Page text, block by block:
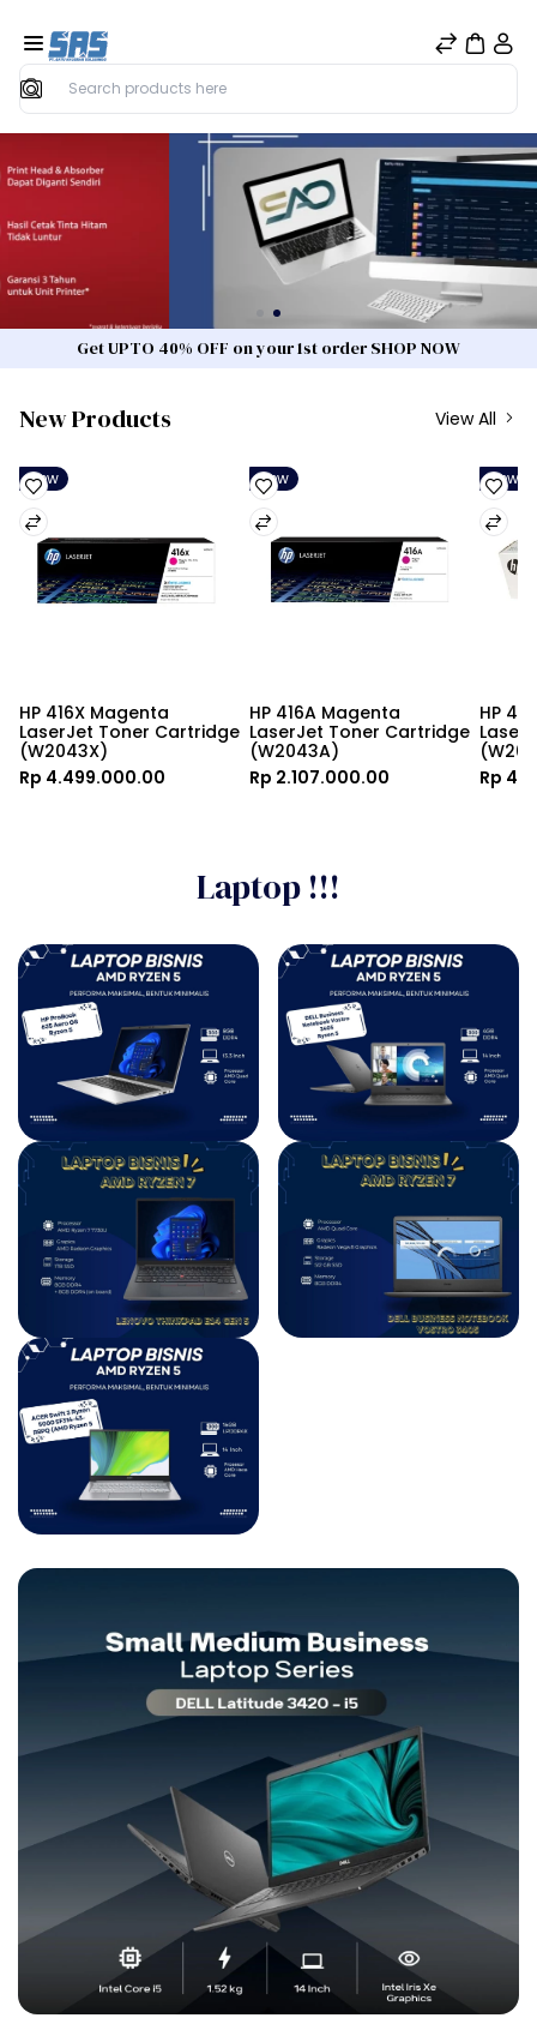
Search
Get UPTO 40% OFF on your 1st order SHOP NOW
New Products View All
New
HP 416X Magenta
LaserJet Toner Cartridge
(W2043X)
Rp 4.499.000.00
New
HP 416A Magenta
LaserJet Toner Cartridge
(W2043A)
Rp 2.107.000.00
New
HP
Rp
Laptop !!!